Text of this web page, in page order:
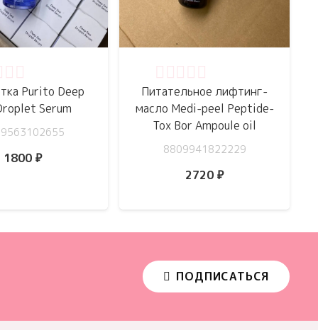
Purito Deep
Serum
1800 ₽
Питательное лифтинг-
масло Medi-peel Peptide-
Tox Bor Ampoule oil
8809941822229
2720 ₽
ПОДПИСАТЬСЯ